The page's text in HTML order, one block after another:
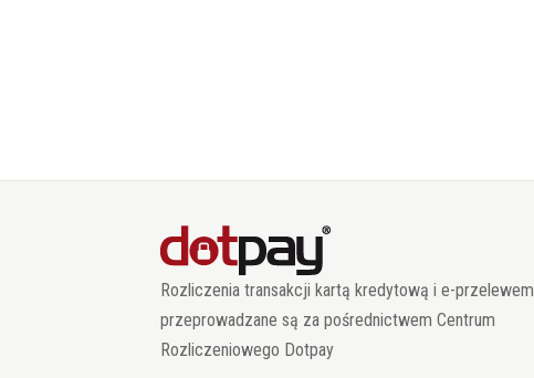
Rozliczenia transakcji kartą kredytową i e-przelewem
przeprowadzane są za pośrednictwem Centrum
Rozliczeniowego Dotpay